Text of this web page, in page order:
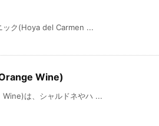
ック(Hoya del Carmen ...
Wine)
は、シャルドネやハ ...